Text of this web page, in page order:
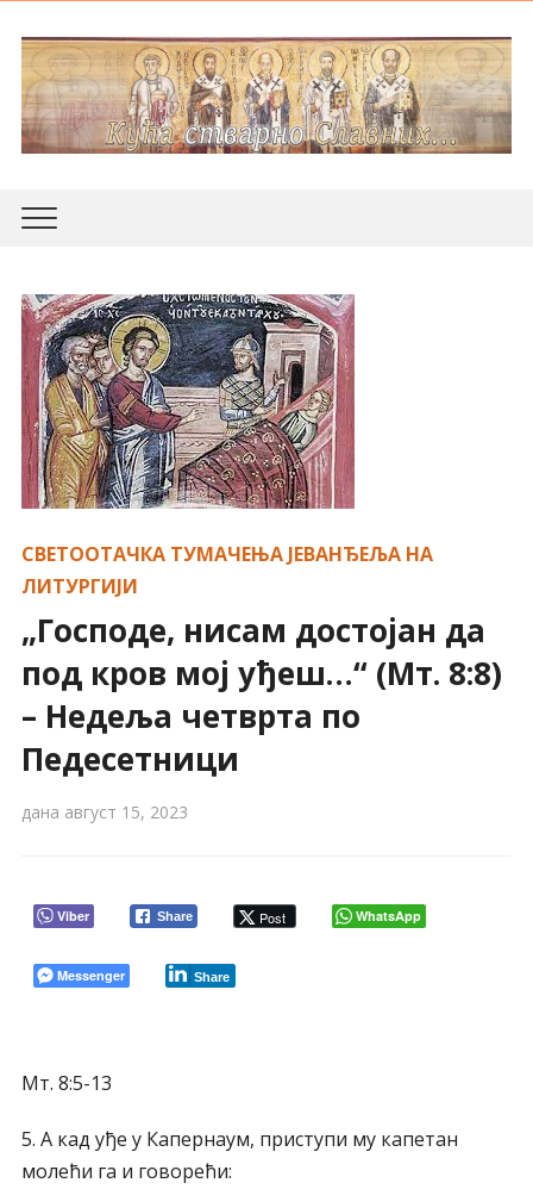
СВЕТООТАЧКА ТУМАЧЕЊА ЈЕВАНЂЕЉА НА
ЛИТУРГИЈИ
„Господе, нисам достојан да
под кров мој уђеш…“ (Мт. 8:8)
– Недеља четврта по
Педесетници
дана август 15, 2023
Viber Share Post WhatsApp
Messenger Share
Мт. 8:5-13
5. А кад уђе у Капернаум, приступи му капетан
молећи га и говорећи: